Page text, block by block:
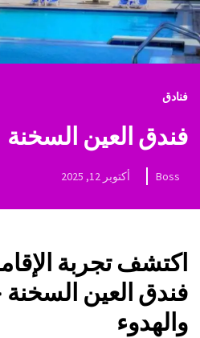
فنادق
فندق العين السخنة
Boss أكتوبر 12, 2025
اكتشف تجربة
فندق العين
والهدوء